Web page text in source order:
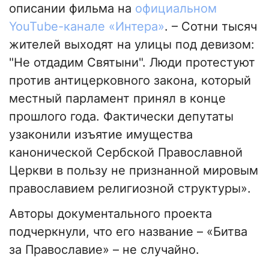
описании фильма на официальном
YouTube-канале «Интера». – Сотни тысяч
жителей выходят на улицы под девизом:
"Не отдадим Святыни". Люди протестуют
против антицерковного закона, который
местный парламент принял в конце
прошлого года. Фактически депутаты
узаконили изъятие имущества
канонической Сербской Православной
Церкви в пользу не признанной мировым
православием религиозной структуры».
Авторы документального проекта
подчеркнули, что его название – «Битва
за Православие» – не случайно.